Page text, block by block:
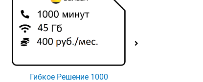
Гибкое Решение 1000